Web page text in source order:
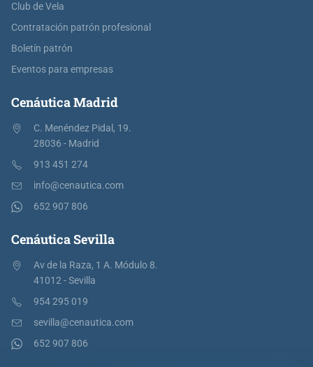
Club de Vela
Contratación patrón profesional
Boletín patrón
Eventos para empresas
Cenáutica Madrid
C. Menéndez Pidal, 19.
28036 - Madrid
913 451 274
info@cenautica.com
652 907 806
Cenáutica Sevilla
Av de la Raza, 1 A. Módulo 8.
41012 - Sevilla
954 295 019
sevilla@cenautica.com
652 907 806